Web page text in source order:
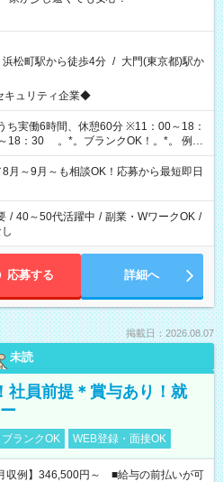
浜松町駅から徒歩4分 / 大門(東京都)駅か
ュリティ企業◆
ち実働6時間、休憩60分 ※11：00～18：
OK！。*。 例え
人/事務/コールセンター/受付/販売/カフェ
/ホテルフロント/化粧品販売/など 様々な
れています♪
月～9月～も相談OK！応募から最短即日
/ 40～50代活躍中 / 副業・WワークOK /
応募する 詳細へ
掲載日：2026.08.07
未読
社員前提＊賞与あり！就
ブランクOK WEB登録・面接OK
例】346,500円～ ■給与の前払いが可